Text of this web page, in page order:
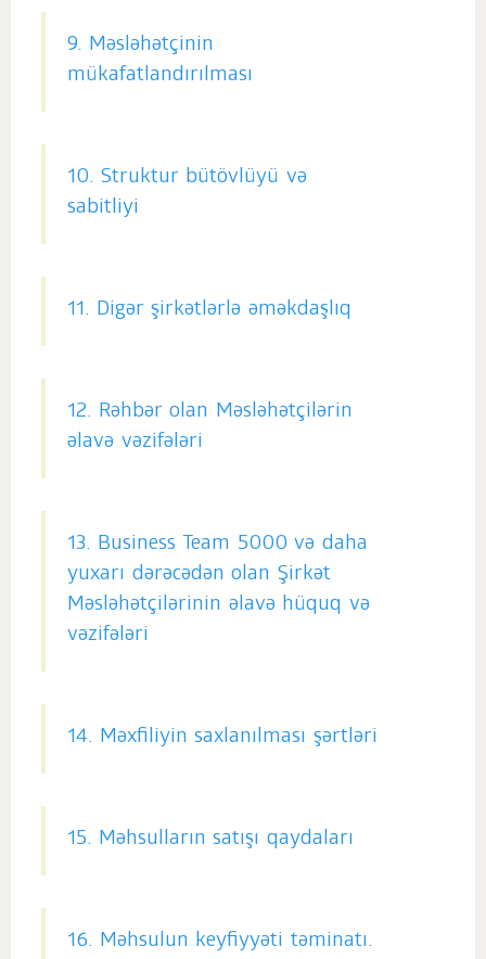
9. Məsləhətçinin
mükafatlandırılması
10. Struktur bütövlüyü və
sabitliyi
11. Digər şirkətlərlə əməkdaşlıq
12. Rəhbər olan Məsləhətçilərin
əlavə vəzifələri
13. Business Team 5000 və daha
yuxarı dərəcədən olan Şirkət
Məsləhətçilərinin əlavə hüquq və
vəzifələri
14. Məxfiliyin saxlanılması şərtləri
15. Məhsulların satışı qaydaları
16. Məhsulun keyfiyyəti təminatı.